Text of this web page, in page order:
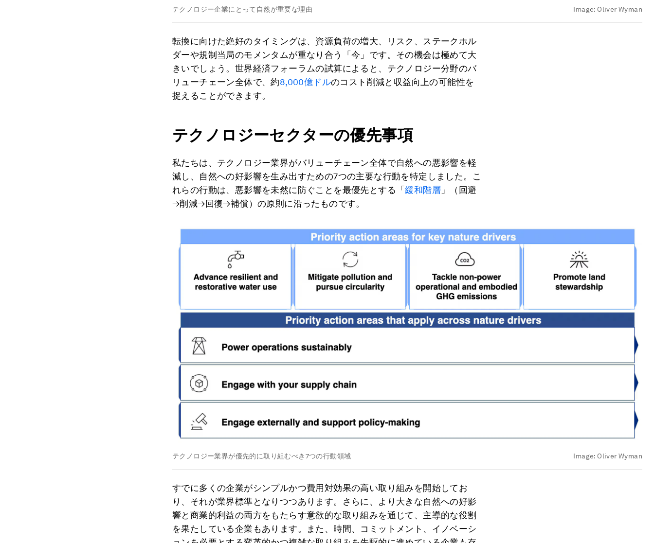
テクノロジー企業にとって自然が重要な理由 Image: Oliver Wyman
転換に向けた絶好のタイミングは、資源負荷の増大、リスク、ステークホル
ダーや規制当局のモメンタムが重なり合う「今」です。その機会は極めて大
きいでしょう。世界経済フォーラムの試算によると、テクノロジー分野のバ
リューチェーン全体で、約8,000億ドルのコスト削減と収益向上の可能性を
捉えることができます。
テクノロジーセクターの優先事項
私たちは、テクノロジー業界がバリューチェーン全体で自然への悪影響を軽
減し、自然への好影響を生み出すための7つの主要な行動を特定しました。こ
れらの行動は、悪影響を未然に防ぐことを最優先とする「緩和階層 」（回避
→削減→回復→補償）の原則に沿ったものです。
テクノロジー業界が優先的に取り組むべき7つの行動領域 Image: Oliver Wyman
すでに多くの企業がシンプルかつ費用対効果の高い取り組みを開始してお
り、それが業界標準となりつつあります。さらに、より大きな自然への好影
響と商業的利益の両方をもたらす意欲的な取り組みを通じて、主導的な役割
を果たしている企業もあります。また、時間、コミットメント、イノベーシ